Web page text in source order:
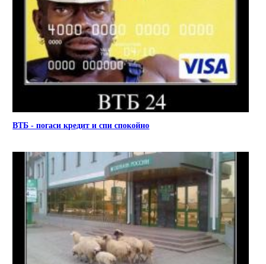
ВТБ - погаси кредит и спи спокойно